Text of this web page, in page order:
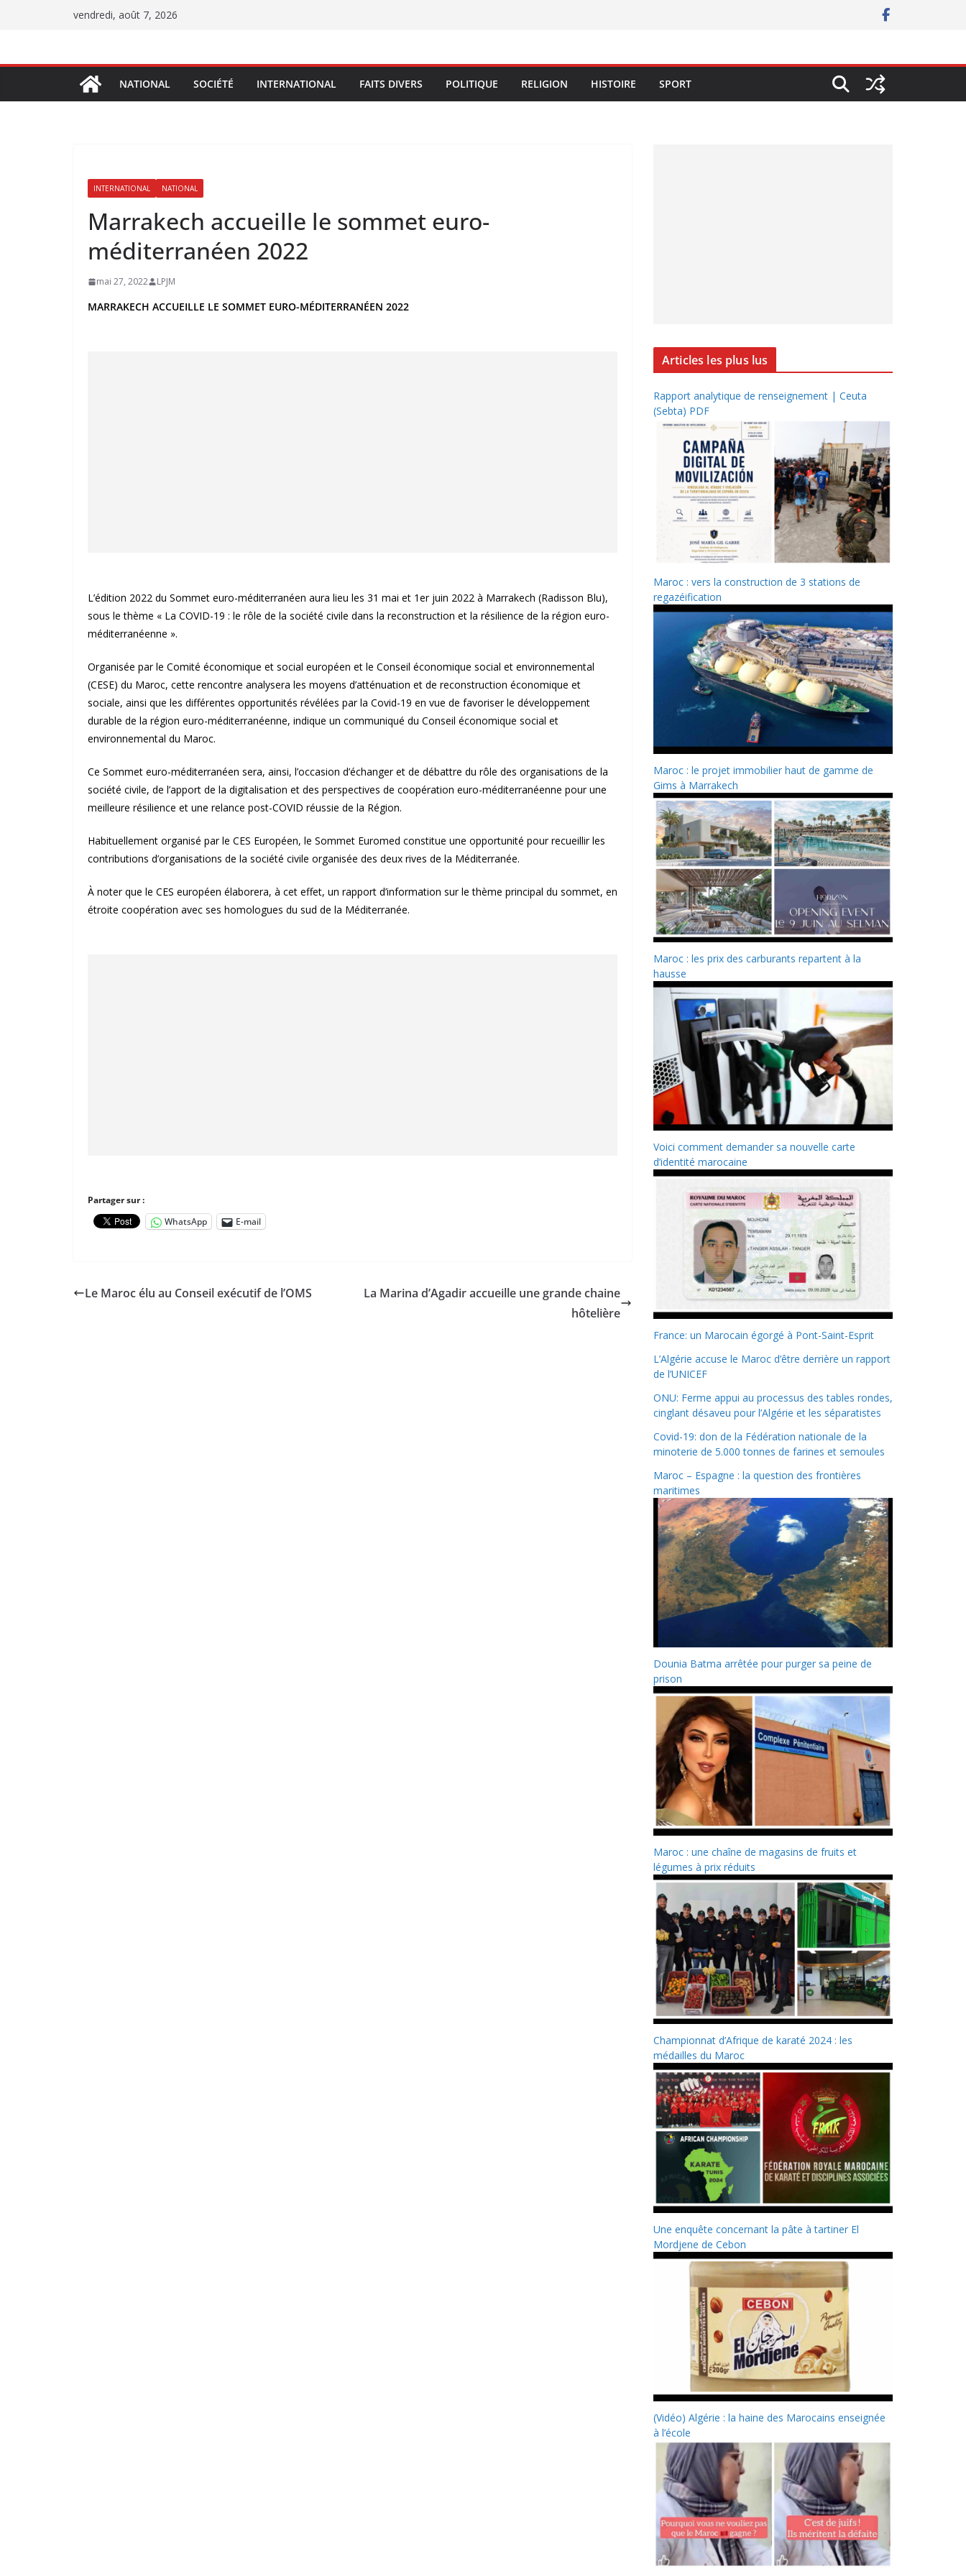
vendredi, août 7, 2026
NATIONAL SOCIÉTÉ INTERNATIONAL FAITS DIVERS POLITIQUE RELIGION HISTOIRE SPORT
INTERNATIONAL NATIONAL
Marrakech accueille le sommet euro-
méditerranéen 2022
mai 27, 2022 LPJM
MARRAKECH ACCUEILLE LE SOMMET EURO-MÉDITERRANÉEN 2022
L’édition 2022 du Sommet euro-méditerranéen aura lieu les 31 mai et 1er juin 2022 à Marrakech (Radisson Blu),
sous le thème « La COVID-19 : le rôle de la société civile dans la reconstruction et la résilience de la région euro-
méditerranéenne ».
Organisée par le Comité économique et social européen et le Conseil économique social et environnemental
(CESE) du Maroc, cette rencontre analysera les moyens d’atténuation et de reconstruction économique et
sociale, ainsi que les différentes opportunités révélées par la Covid-19 en vue de favoriser le développement
durable de la région euro-méditerranéenne, indique un communiqué du Conseil économique social et
environnemental du Maroc.
Ce Sommet euro-méditerranéen sera, ainsi, l’occasion d’échanger et de débattre du rôle des organisations de la
société civile, de l’apport de la digitalisation et des perspectives de coopération euro-méditerranéenne pour une
meilleure résilience et une relance post-COVID réussie de la Région.
Habituellement organisé par le CES Européen, le Sommet Euromed constitue une opportunité pour recueillir les
contributions d’organisations de la société civile organisée des deux rives de la Méditerranée.
À noter que le CES européen élaborera, à cet effet, un rapport d’information sur le thème principal du sommet, en
étroite coopération avec ses homologues du sud de la Méditerranée.
Partager sur :
WhatsApp
E-mail
Le Maroc élu au Conseil exécutif de l’OMS
La Marina d’Agadir accueille une grande chaine
hôtelière
Articles les plus lus
Rapport analytique de renseignement | Ceuta
(Sebta) PDF
Maroc : vers la construction de 3 stations de
regazéification
Maroc : le projet immobilier haut de gamme de
Gims à Marrakech
Maroc : les prix des carburants repartent à la
hausse
Voici comment demander sa nouvelle carte
d’identité marocaine
France: un Marocain égorgé à Pont-Saint-Esprit
L’Algérie accuse le Maroc d’être derrière un rapport
de l’UNICEF
ONU: Ferme appui au processus des tables rondes,
cinglant désaveu pour l’Algérie et les séparatistes
Covid-19: don de la Fédération nationale de la
minoterie de 5.000 tonnes de farines et semoules
Maroc – Espagne : la question des frontières
maritimes
Dounia Batma arrêtée pour purger sa peine de
prison
Maroc : une chaîne de magasins de fruits et
légumes à prix réduits
Championnat d’Afrique de karaté 2024 : les
médailles du Maroc
Une enquête concernant la pâte à tartiner El
Mordjene de Cebon
(Vidéo) Algérie : la haine des Marocains enseignée
à l’école